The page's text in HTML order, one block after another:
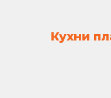
Кухни